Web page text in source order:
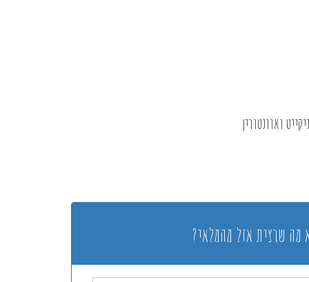
ואוונטורין
מה שרצית אזל מהמלאי?